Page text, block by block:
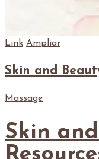
Link Ampliar
Skin and
Massage
Skin